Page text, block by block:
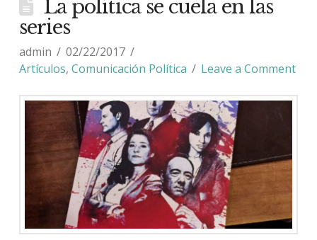
La política se cuela en las
series
admin
02/22/2017
Artículos, Comunicación Política Leave a Comment